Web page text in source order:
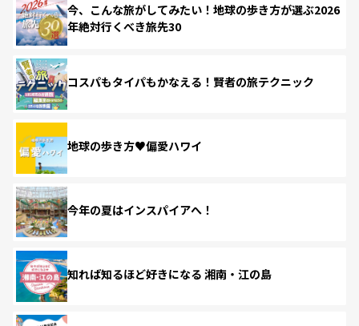
今、こんな旅がしてみたい！地球の歩き方が選ぶ2026
年絶対行くべき旅先30
コスパもタイパもかなえる！賢者の旅テクニック
地球の歩き方♥偏愛ハワイ
今年の夏はインスパイアへ！
知れば知るほど好きになる 湘南・江の島